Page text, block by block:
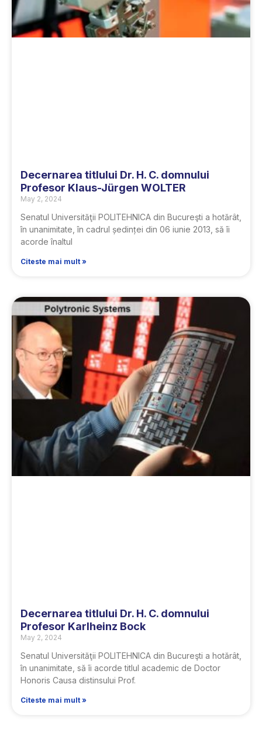
Decernarea titlului Dr. H. C. domnului
Profesor Klaus-Jürgen WOLTER
May 2, 2024
Senatul Universităţii POLITEHNICA din Bucureşti a hotărât,
în unanimitate, în cadrul ședinței din 06 iunie 2013, să îi
acorde înaltul
Citeste mai mult »
Decernarea titlului Dr. H. C. domnului
Profesor Karlheinz Bock
May 2, 2024
Senatul Universităţii POLITEHNICA din Bucureşti a hotărât,
în unanimitate, să îi acorde titlul academic de Doctor
Honoris Causa distinsului Prof.
Citeste mai mult »